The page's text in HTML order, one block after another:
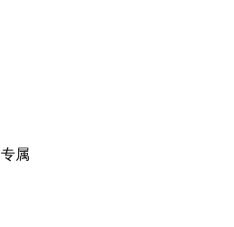
专属